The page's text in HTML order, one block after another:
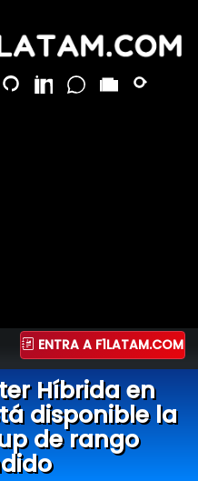
ENTRA A F1LATAM.COM
Híbrida en
disponible la
de rango